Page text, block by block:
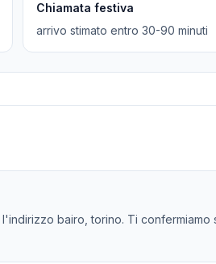
Chiamata festiva
arrivo stimato entro 30-90 minuti
bairo, torino. Ti confermiamo